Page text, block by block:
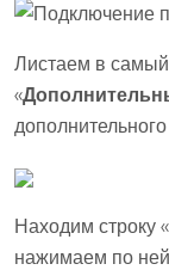
Листаем в самый
«
Находим строку «
нажимаем по